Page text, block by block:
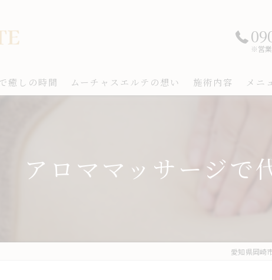
※営
癒しの時間 ムーチャスエルテの想い 施術内容 メニ
アロママッサージで
愛知県岡崎